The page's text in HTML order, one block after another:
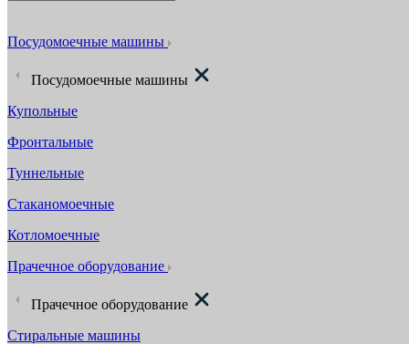
Посудомоечные машины
Посудомоечные машины
Купольные
Фронтальные
Туннельные
Стаканомоечные
Котломоечные
Прачечное оборудование
Прачечное оборудование
Стиральные машины